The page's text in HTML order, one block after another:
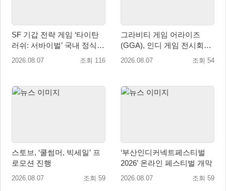
SF 기갑 전략 게임 ‘타이탄
러쉬: 서바이벌’ 국내 정식
출시
2026.08.07 조회 116
그라비티 게임 어라이즈
(GGA), 인디 게임 전시회
‘도쿄 게임 던전 13’ 참가!
2026.08.07 조회 54
스토브, ‘쿨썸머, 빅세일’ 프
로모션 진행
2026.08.07 조회 59
‘부산인디커넥트페스티벌
2026’ 온라인 페스티벌 개막
2026.08.07 조회 59